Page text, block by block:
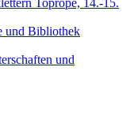
und Bibliothek
und